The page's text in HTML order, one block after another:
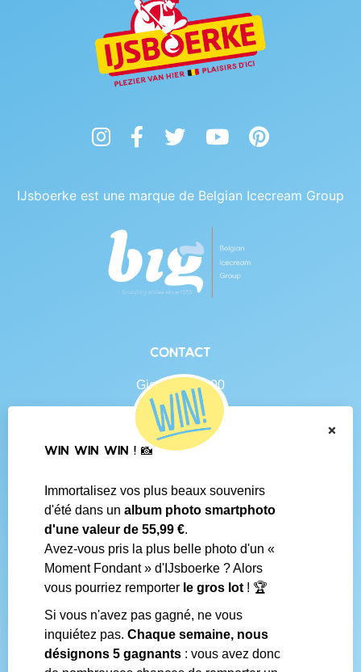
InstagramFacebookTwitter YouTubePinterest
IJsboerke est une marque de Belgian Icecream Group
Contact
Gierlebaan 100
B-2460 Tielen
BE 0438.625.684
Contact
Conditions générales
Questions fréquentes
Média social
Boutiques IJsboerke
Livrer votre courrier des fans
Concours IJsboerke
Réalisé par
×
WIN WIN WIN ! 📸
Immortalisez vos plus beaux souvenirs
d'été dans un album photo smartphoto
d'une valeur de 55,99 €.
Avez-vous pris la plus belle photo d'un «
Moment Fondant » d'IJsboerke ? Alors
vous pourriez remporter le gros lot ! 🏆
Si vous n'avez pas gagné, ne vous
inquiétez pas. Chaque semaine, nous
désignons 5 gagnants : vous avez donc